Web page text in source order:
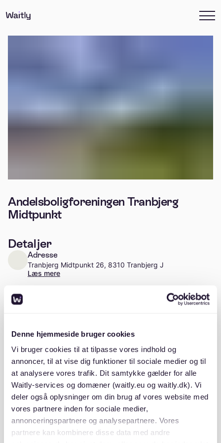
Denne hjemmeside bruger cookies
Vi bruger cookies til at tilpasse vores indhold og
annoncer, til at vise dig funktioner til sociale medier og til
at analysere vores trafik. Dit samtykke gælder for alle
Waitly-services og domæner (waitly.eu og waitly.dk). Vi
deler også oplysninger om din brug af vores website med
vores partnere inden for sociale medier,
annonceringspartnere og analysepartnere. Vores
partnere kan kombinere disse data med andre
Andelsboligforeningen Tranbjerg
Midtpunkt
Detaljer
Adresse
Tranbjerg Midtpunkt 26, 8310 Tranbjerg J
Læs mere
Stiftelsesår
Beskrivelse